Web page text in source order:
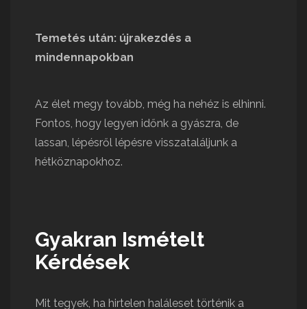
Temetés után: újrakezdés a
mindennapokban
Az élet megy tovább, még ha nehéz is elhinni.
Fontos, hogy legyen időnk a gyászra, de
lassan, lépésről lépésre visszataláljunk a
hétköznapokhoz.
Gyakran Ismételt
Kérdések
Mit tegyek, ha hirtelen haláleset történik a